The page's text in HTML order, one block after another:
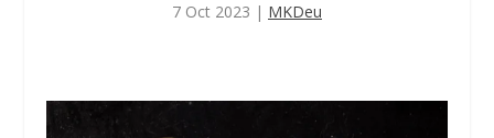
7 Oct 2023 | MKDeu